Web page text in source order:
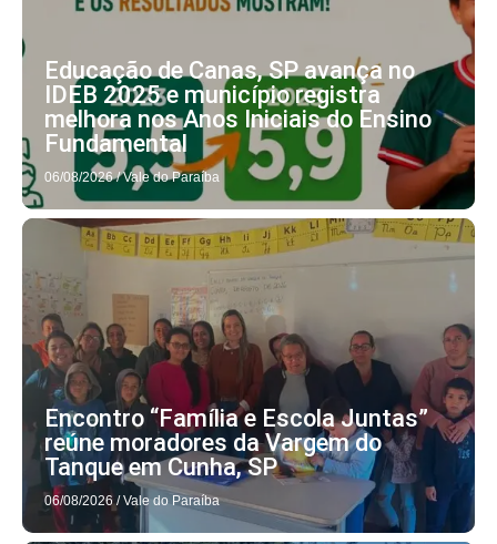
Educação de Canas, SP avança no
IDEB 2025 e município registra
melhora nos Anos Iniciais do Ensino
Fundamental
06/08/2026 / Vale do Paraíba
Encontro “Família e Escola Juntas”
reúne moradores da Vargem do
Tanque em Cunha, SP
06/08/2026 / Vale do Paraíba